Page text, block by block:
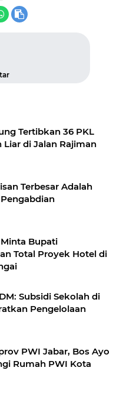
Tertibkan 36 PKL
Liar di Jalan Rajiman
Terbesar Adalah
Bupati
Total Proyek Hotel di
Subsidi Sekolah di
Pengelolaan
PWI Jabar, Bos Ayo
Rumah PWI Kota